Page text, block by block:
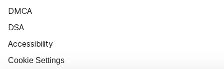
DMCA
DSA
Accessibility
Cookie Settings